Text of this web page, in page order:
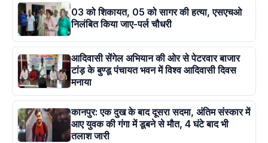
03 को शिकायत, 05 को सागर की हत्या, एसएचओ
निलंबित किया जाए-पर्ल चौधरी
आदिवासी सेंगेल अभियान की ओर से पेटरवार बाजार
टांड़ के बुण्डू पंचायत भवन में विश्व आदिवासी दिवस
मनाया
कानपुर: एक दुख के बाद दूसरा सदमा, अंतिम संस्कार में
आए युवक की गंगा में डूबने से मौत, 4 घंटे बाद भी
तलाश जारी